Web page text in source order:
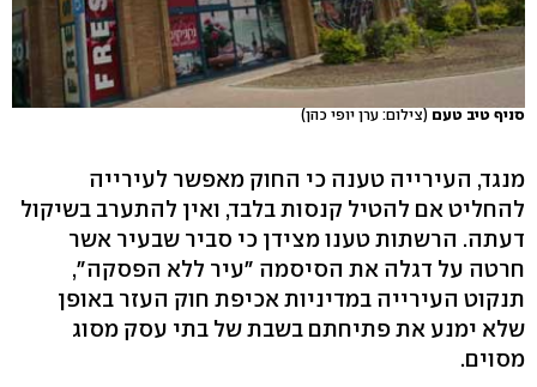
סניף טיב טעם (צילום: ערן יופי כהן)
מנגד, העירייה טענה כי החוק מאפשר לעירייה
להחליט אם להטיל קנסות בלבד, ואין להתערב בשיקול
דעתה. הרשתות טענו מצידן כי סביר שבעיר אשר
חרטה על דגלה את הסיסמה "עיר ללא הפסקה",
תנקוט העירייה במדיניות אכיפת חוק העזר באופן
שלא ימנע את פתיחתם בשבת של בתי עסק מסוג
מסוים.